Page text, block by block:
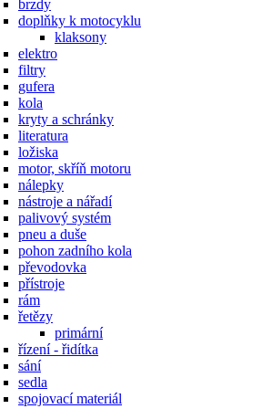
brzdy
doplňky k motocyklu
klaksony
elektro
filtry
gufera
kola
kryty a schránky
literatura
ložiska
motor, skříň motoru
nálepky
nástroje a nářadí
palivový systém
pneu a duše
pohon zadního kola
převodovka
přístroje
rám
řetězy
primární
řízení - řidítka
sání
sedla
spojovací materiál